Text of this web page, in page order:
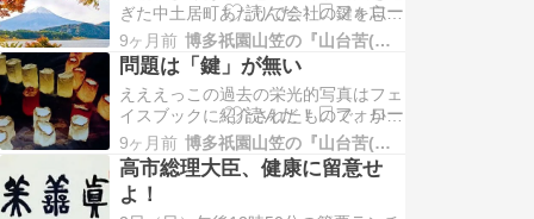
午前5時18分の食後のコーヒータイ
ム。蜂蜜入れた。脳細胞の新陳代謝…
ぎた中土居町あたりで会社の鍵を忘れ
たのに気づきました。また筑前亭まで
引き返しました。・・・・思いやられ
ます。しっかりせないけません。 16
日（日）午前11時21分、縄文八文字
窯。削り。 帰り道。早く帰路に着い
たのですが、またもやドウダンツツジ
渋…
9ヶ月前 博多祇園山笠の『山台苦(山大工)』日記
問題は「鍵」が無い
えええっこの過去の栄光的写真はフェ
イスブックに紹介されたもので、かつ
て中洲の女みこし大工してた60代のキ
モサベです。中洲3丁目の女みこし打
上げの様子で、4人の女の争奪戦にあ
って嬉しがりながら困っています。 9
9ヶ月前 博多祇園山笠の『山台苦(山大工)』日記
高市総理大臣、健康に留意せ
よ！